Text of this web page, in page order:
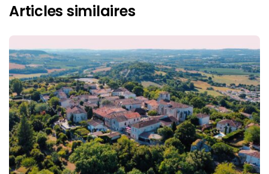
Articles similaires